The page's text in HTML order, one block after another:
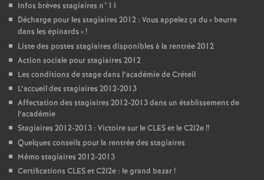
Infos brèves stagiaires n°11
Décharge pour les stagiaires 2012 : Vous appelez ça du « beurre
dans les épinards »!
Liste des postes stagiaires disponibles à la rentrée 2012
Action sociale pour stagiaires 2012
Les conditions de stage dans l’académie de Créteil
L’accueil des stagiaires 2012-2013
Affectation des stagiaires 2012-2013 dans un établissement de
l’académie
Stagiaires 2012-2013 : Victoire sur leCLESet le C2I2e!!
Quelques conseils pour la rentrée des stagiaires
Mémo stagiaires 2012-2013
Certifications CLESet C2I2e : le grand bazar!